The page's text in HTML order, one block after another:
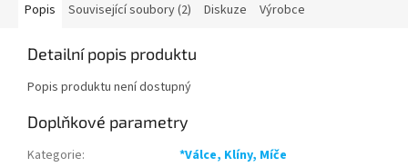
Popis Související soubory (2) Diskuze Výrobce
Detailní popis produktu
Popis produktu není dostupný
Doplňkové parametry
Kategorie:
*Válce, Klíny, Míče